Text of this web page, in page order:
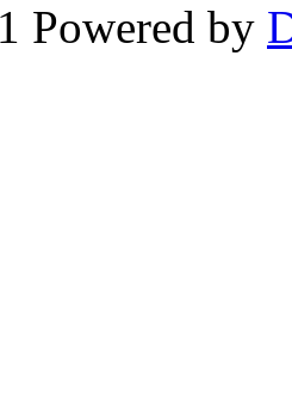
Powered by